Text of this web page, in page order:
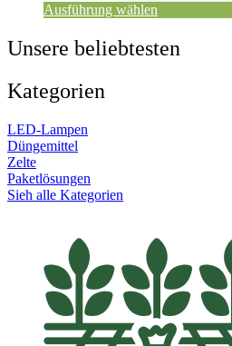
Ausführung wählen
Unsere beliebtesten
Kategorien
LED-Lampen
Düngemittel
Zelte
Paketlösungen
Sieh alle Kategorien